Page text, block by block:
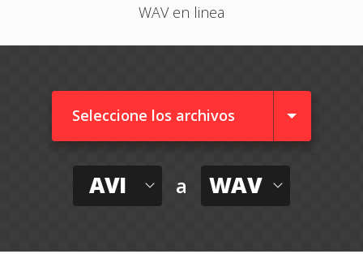
WAV en linea
Seleccione los archivos
AVI a WAV